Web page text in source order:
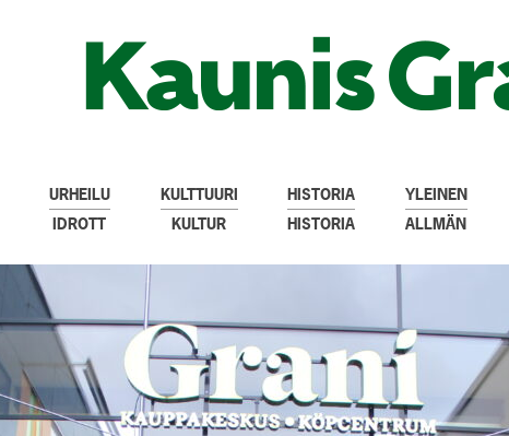
URHEILU
IDROTT
KULTTUURI
KULTUR
HISTORIA
HISTORIA
YLEINEN
ALLMÄN